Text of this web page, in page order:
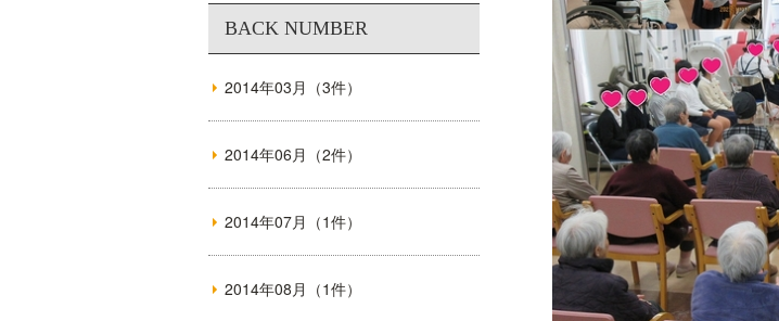
2014年03月（3件）
2014年06月（2件）
2014年07月（1件）
2014年08月（1件）